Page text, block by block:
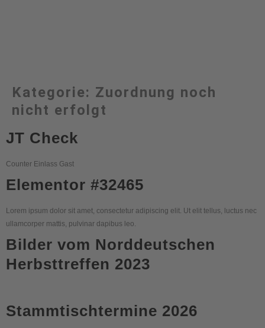
Kategorie: Zuordnung noch
nicht erfolgt
JT Check
Counter Einlass Gast
Elementor #32465
Lorem ipsum dolor sit amet, consectetur adipiscing elit. Ut elit tellus, luctus nec
ullamcorper mattis, pulvinar dapibus leo.
Bilder vom Norddeutschen
Herbsttreffen 2023
Stammtischtermine 2026